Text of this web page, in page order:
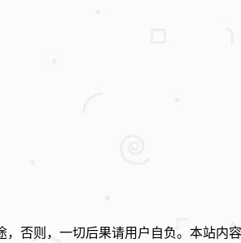
否则，一切后果请用户自负。本站内